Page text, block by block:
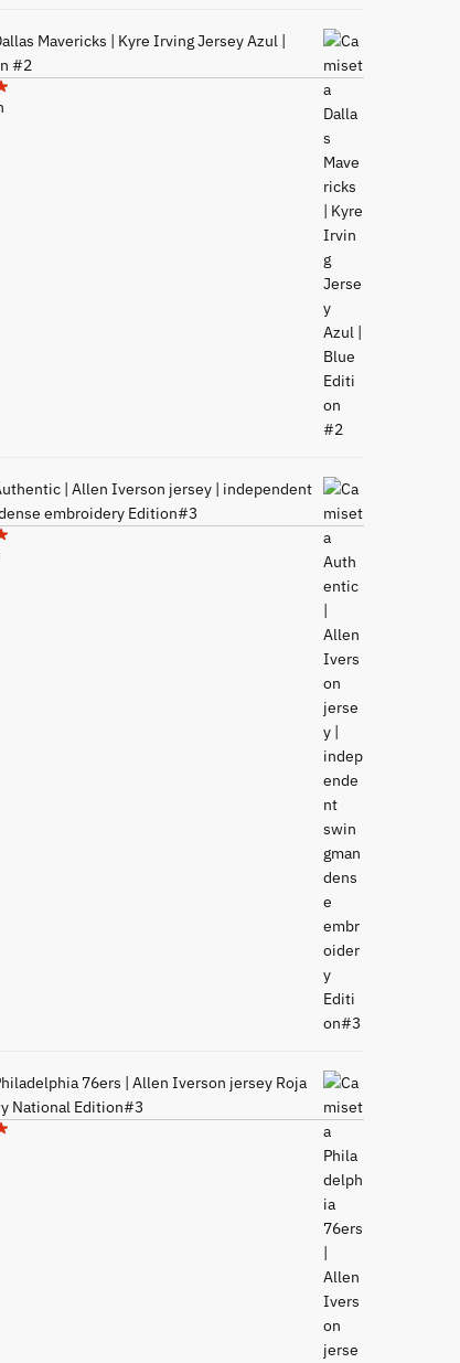
Mavericks | Kyre Irving Jersey Azul |
#2
| Allen Iverson jersey | independent
embroidery Edition#3
76ers | Allen Iverson jersey Roja
National Edition#3